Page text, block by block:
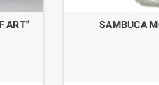
ART"
SAMBUCA